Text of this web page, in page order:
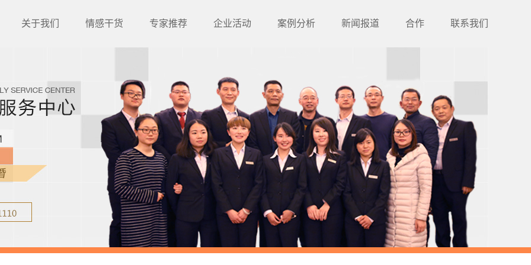
关于我们 情感干货 专家推荐 企业活动 案例分析 新闻报道 合作 联系我们